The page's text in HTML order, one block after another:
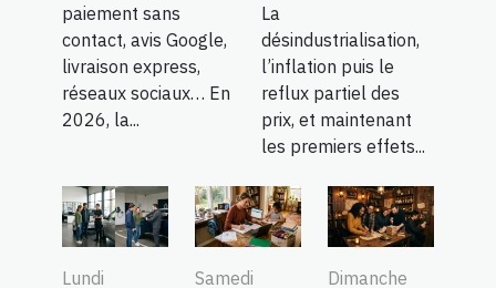
paiement sans
contact, avis Google,
livraison express,
réseaux sociaux… En
2026, la...
La
désindustrialisation,
l’inflation puis le
reflux partiel des
prix, et maintenant
les premiers effets...
Lundi Samedi Dimanche